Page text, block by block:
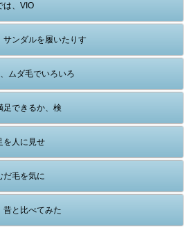
は、VIO
サンダルを履いたりす
ムダ毛でいろいろ
足できるか、検
を人に見せ
だ毛を気に
昔と比べてみた